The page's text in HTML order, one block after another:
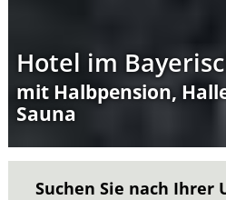
Hotel im
mit Halbpension,
Sauna
Suchen Sie nach